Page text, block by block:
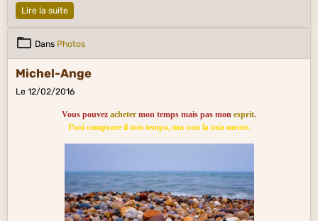
Lire la suite
Dans Photos
Michel-Ange
Le 12/02/2016
Vous pouvez acheter mon temps mais pas mon esprit.
Puoi comprare il mio tempo, ma non la mia mente.